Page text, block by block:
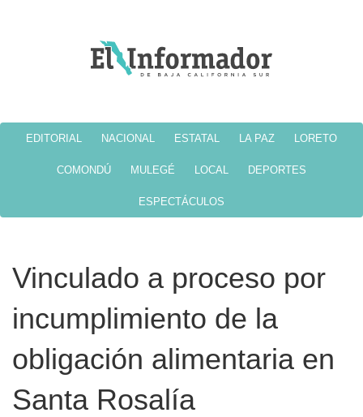
EDITORIAL NACIONAL ESTATAL LA PAZ LORETO
COMONDÚ MULEGÉ LOCAL DEPORTES
ESPECTÁCULOS
Vinculado a proceso por
incumplimiento de la
obligación alimentaria en
Santa Rosalía